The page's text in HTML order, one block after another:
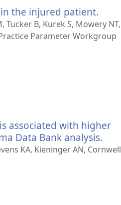
the injured patient.
开
新
Tucker B, Kurek S, Mowery NT,
Parameter Workgroup
associated with higher
Data Bank analysis.
开
KA, Kieninger AN, Cornwell